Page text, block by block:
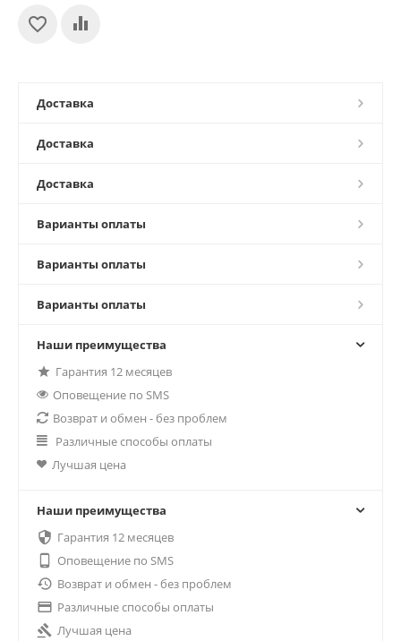
Доставка
Доставка
Доставка
Варианты оплаты
Варианты оплаты
Варианты оплаты
Наши преимущества
Гарантия 12 месяцев
Оповещение по SMS
Возврат и обмен - без проблем
Различные способы оплаты
Лучшая цена
Наши преимущества
 Гарантия 12 месяцев

Оповещение по SMS
 Возврат и обмен - без проблем
 Различные способы оплаты
 Лучшая цена